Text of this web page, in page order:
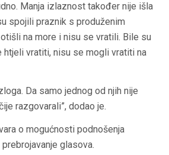
Manja izlaznost također nije išla
spojili praznik s produženim
na more i nisu se vratili. Bile su
htjeli vratiti, nisu se mogli vratiti na
Da samo jednog od njih nije
razgovarali”, dodao je.
o mogućnosti podnošenja
glasova.